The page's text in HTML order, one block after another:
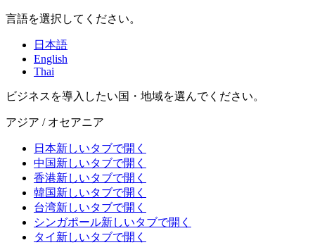
言語を選択してください。
日本語
English
Thai
ビジネスを導入したい国・地域を選んでください。
アジア / オセアニア
日本新しいタブで開く
中国新しいタブで開く
香港新しいタブで開く
韓国新しいタブで開く
台湾新しいタブで開く
シンガポール新しいタブで開く
タイ 新しいタブで開く